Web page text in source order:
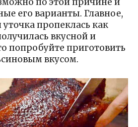
его варианты. Главное,
пропеклась как
вкусной и
попробуйте приготовить
вкусом.